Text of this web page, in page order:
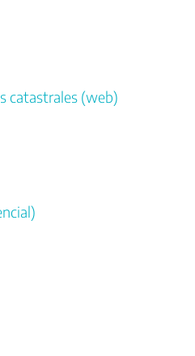
catastrales (web)